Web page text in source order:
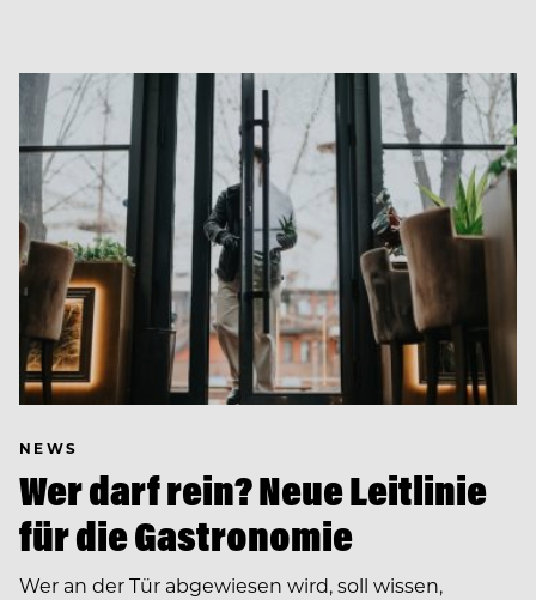
NEWS
Wer darf rein? Neue Leitlinie
für die Gastronomie
Wer an der Tür abgewiesen wird, soll wissen,